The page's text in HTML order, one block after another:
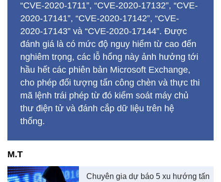
“CVE-2020-1711”, “CVE-2020-17132”, “CVE-
2020-17141”, “CVE-2020-17142”, “CVE-
2020-17143” và “CVE-2020-17144”. Được
đánh giá là có mức độ nguy hiểm từ cao đến
nghiêm trọng, các lỗ hổng này ảnh hưởng tới
hầu hết các phiên bản Microsoft Exchange,
cho phép đối tượng tấn công chèn và thực thi
mã lệnh trái phép từ đó kiểm soát máy chủ
thư điện tử và đánh cắp dữ liệu trên hệ
thống.
M.T
Chuyên gia dự báo 5 xu hướng tấn